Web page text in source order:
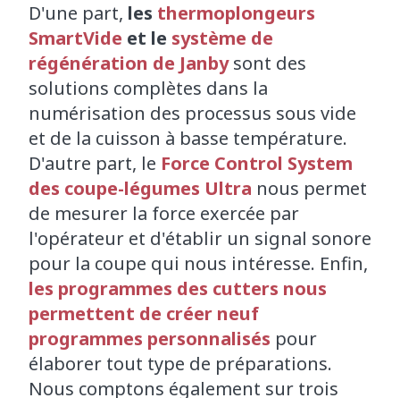
D'une part, les thermoplongeurs
SmartVide et le système de
régénération de Janbysont des
solutions complètes dans la
numérisation des processus sous vide
et de la cuisson à basse température.
D'autre part, le Force Control System
des coupe-légumes Ultra nous permet
de mesurer la force exercée par
l'opérateur et d'établir un signal sonore
pour la coupe qui nous intéresse. Enfin,
les programmes des cutters nous
permettent de créer neuf
programmes personnalisés pour
élaborer tout type de préparations.
Nous comptons également sur trois